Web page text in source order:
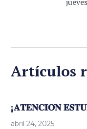
Artículos
¡𝐀𝐓𝐄𝐍𝐂𝐈𝐎́𝐍
abril 24, 2025